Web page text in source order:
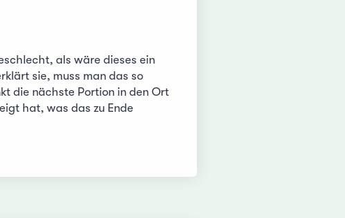
als wäre dieses ein
sie, muss man das so
die nächste Portion in den Ort
hat, was das zu Ende